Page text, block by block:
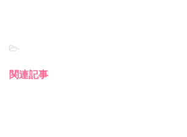
o
-
関連記事